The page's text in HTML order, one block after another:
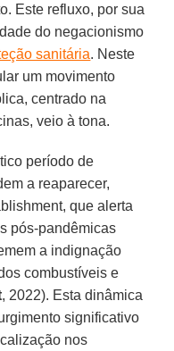
Este refluxo, por sua
do negacionismo
sanitária. Neste
um movimento
centrado na
veio à tona.
período de
a reaparecer,
que alerta
pós-pandêmicas
a indignação
combustíveis e
, 2022). Esta dinâmica
significativo
nos